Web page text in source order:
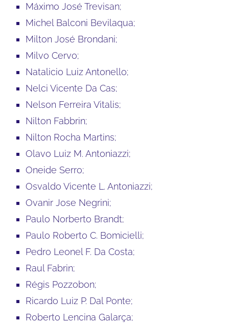
Máximo José Trevisan;
Michel Balconi Bevilaqua;
Milton José Brondani;
Milvo Cervo;
Natalicio Luiz Antonello;
Nelci Vicente Da Cas;
Nelson Ferreira Vitalis;
Nilton Fabbrin;
Nilton Rocha Martins;
Olavo Luiz M. Antoniazzi;
Oneide Serro;
Osvaldo Vicente L. Antoniazzi;
Ovanir Jose Negrini;
Paulo Norberto Brandt;
Paulo Roberto C. Bomicielli;
Pedro Leonel F. Da Costa;
Raul Fabrin;
Régis Pozzobon;
Ricardo Luiz P. Dal Ponte;
Roberto Lencina Galarça;